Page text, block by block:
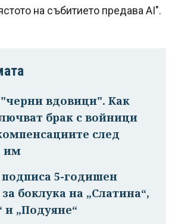
на събитието предава AI".
"черни вдовици". Как
брак с войници
след
им
подписа 5-годишен
боклука на „Слатина“,
и „Подуяне“